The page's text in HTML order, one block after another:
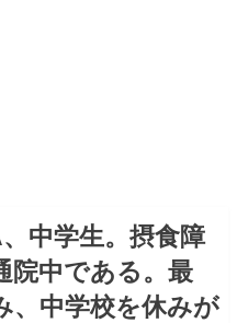
中学生。摂食障
院中である。最
、中学校を休みが